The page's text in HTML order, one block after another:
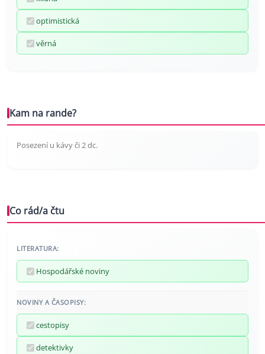
optimistická
věrná
Kam na rande?
Posezení u kávy či 2 dc.
Co rád/a čtu
LITERATURA:
Hospodářské noviny
NOVINY A ČASOPISY:
cestopisy
detektivky